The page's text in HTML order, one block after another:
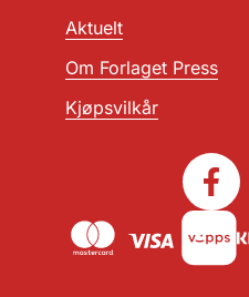
Aktuelt
Om Forlaget Press
Kjøpsvilkår